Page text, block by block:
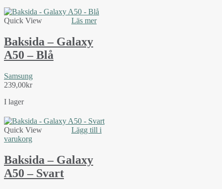
Quick View Läs mer
Baksida – Galaxy
A50 – Blå
Samsung
239,00kr
I lager
Quick View
Lägg till i
varukorg
Baksida – Galaxy
A50 – Svart